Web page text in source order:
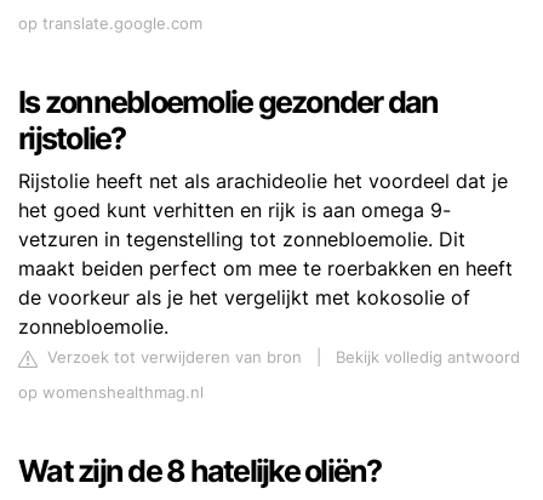
op translate.google.com
Is zonnebloemolie gezonder dan
rijstolie?
Rijstolie heeft net als arachideolie het voordeel dat je
het goed kunt verhitten en rijk is aan omega 9-
vetzuren in tegenstelling tot zonnebloemolie. Dit
maakt beiden perfect om mee te roerbakken en heeft
de voorkeur als je het vergelijkt met kokosolie of
zonnebloemolie.
Verzoek tot verwijderen van bron
Bekijk volledig antwoord
op womenshealthmag.nl
Wat zijn de 8 hatelijke oliën?